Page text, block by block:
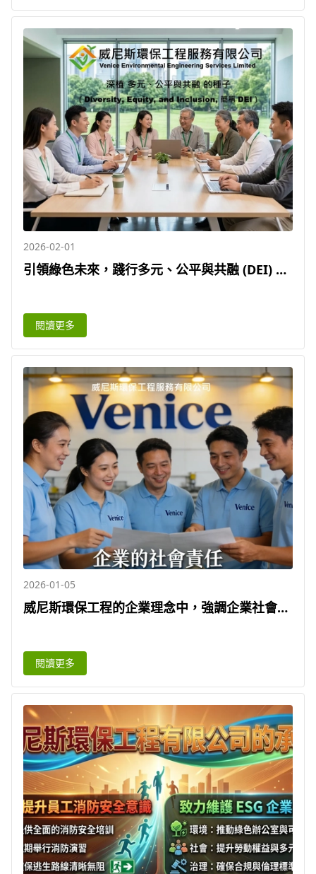
2026-02-01
引領綠色未來，踐行多元、公平與共融 (DEI) 願
享有平等權利 | 威尼斯環保
閱讀更多
2026-01-05
威尼斯環保工程的企業理念中，強調企業社會責
閱讀更多